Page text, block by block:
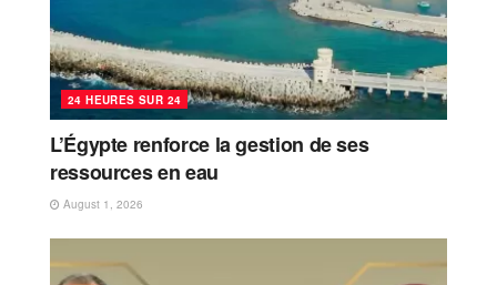
24 HEURES SUR 24
L’Égypte renforce la gestion de ses
ressources en eau
August 1, 2026